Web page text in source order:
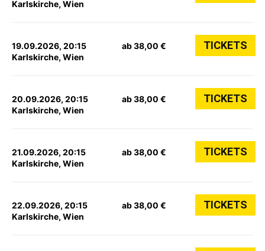
Karlskirche, Wien
19.09.2026, 20:15
Karlskirche, Wien
ab 38,00 € TICKETS
20.09.2026, 20:15
Karlskirche, Wien
ab 38,00 € TICKETS
21.09.2026, 20:15
Karlskirche, Wien
ab 38,00 € TICKETS
22.09.2026, 20:15
Karlskirche, Wien
ab 38,00 € TICKETS